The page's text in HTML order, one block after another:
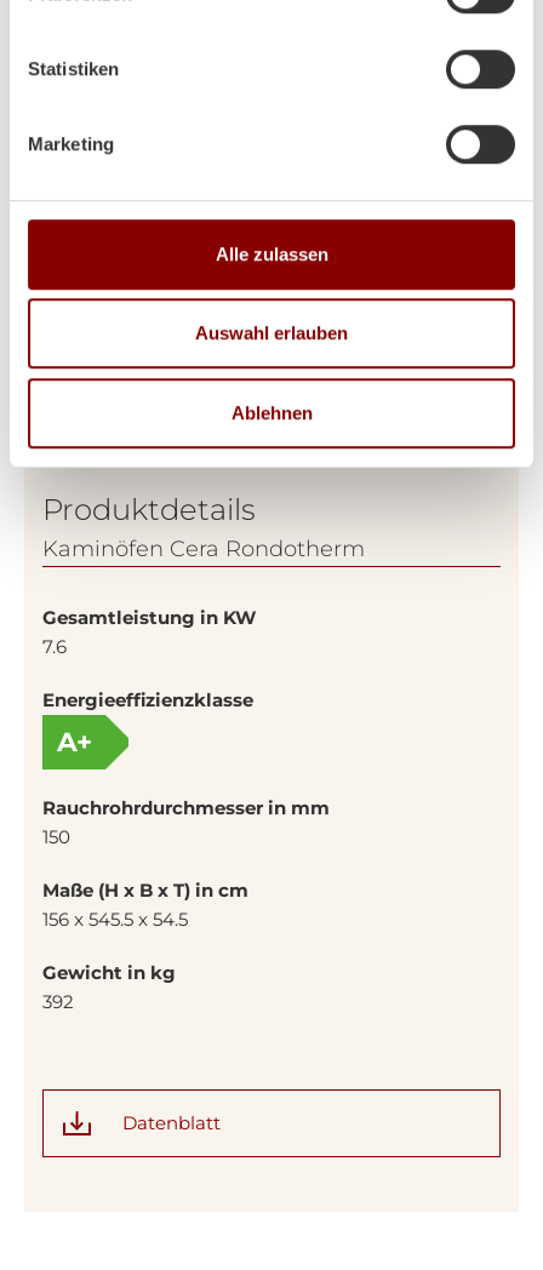
Statistiken
Marketing
Alle zulassen
Auswahl erlauben
Ablehnen
Lina
Produktdetails
Kaminöfen Cera Rondotherm
Gesamtleistung in KW
7.6
Energieeffizienzklasse
A+
Rauchrohrdurchmesser in mm
150
Maße (H x B x T) in cm
156 x 545.5 x 54.5
Gewicht in kg
392
Datenblatt